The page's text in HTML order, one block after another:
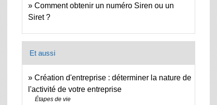
Comment obtenir un numéro Siren ou un
Siret ?
Et aussi
Création d'entreprise : déterminer la nature de
l'activité de votre entreprise
Étapes de vie